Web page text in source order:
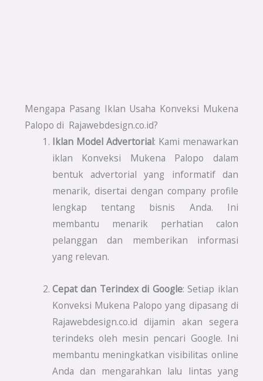
Mengapa Pasang Iklan Usaha Konveksi Mukena
Palopo di Rajawebdesign.co.id?
Iklan Model Advertorial: Kami menawarkan
iklan Konveksi Mukena Palopo dalam
bentuk advertorial yang informatif dan
menarik, disertai dengan company profile
lengkap tentang bisnis Anda. Ini
membantu menarik perhatian calon
pelanggan dan memberikan informasi
yang relevan.
Cepat dan Terindex di Google: Setiap iklan
Konveksi Mukena Palopo yang dipasang di
Rajawebdesign.co.id dijamin akan segera
terindeks oleh mesin pencari Google. Ini
membantu meningkatkan visibilitas online
Anda dan mengarahkan lalu lintas yang